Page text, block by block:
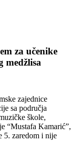
za učenike
medžlisa
zajednice
sa područja
škole,
“Mustafa Kamarić”,
5. zaredom i nije